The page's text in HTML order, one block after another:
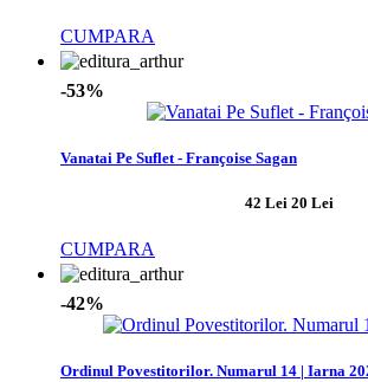
CUMPARA
-53%
Vanatai Pe Suflet - Françoise Sagan
42 Lei20 Lei
CUMPARA
-42%
Ordinul Povestitorilor. Numarul 14 | Iarna